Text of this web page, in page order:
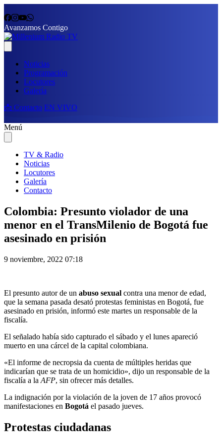
Avanzamos Contigo
Noticias
Programación
Locutores
Galería
📩 Contacto EN VIVO
Menú
TV & Radio
Noticias
Locutores
Galería
Contacto
Colombia: Presunto violador de una
menor en el TransMilenio de Bogotá fue
asesinado en prisión
9 noviembre, 2022 07:18
El presunto autor de un abuso sexual contra una menor de edad,
que la semana pasada desató protestas feministas en Bogotá, fue
asesinado en prisión, informó este martes un responsable de la
fiscalía.
El señalado había sido capturado el sábado y el lunes apareció
muerto en una cárcel de la capital colombiana.
«El informe de necropsia da cuenta de múltiples heridas que
indicarían que se trata de un homicidio», dijo un responsable de la
fiscalía a la AFP, sin ofrecer más detalles.
La indignación por la violación de la joven de 17 años provocó
manifestaciones en Bogotá el pasado jueves.
Protestas ciudadanas